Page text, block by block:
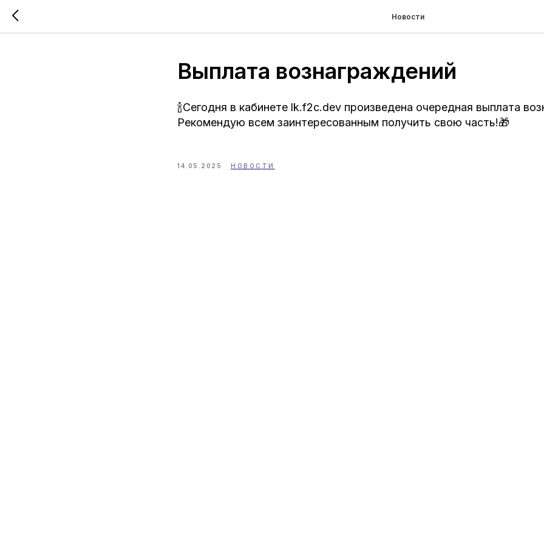
Новости
Выплата вознаграждений
🍾Сегодня в кабинете lk.f2c.dev произведена очередная выплата
Рекомендую всем заинтересованным получить свою часть!🎁
14.05.2025 НОВОСТИ